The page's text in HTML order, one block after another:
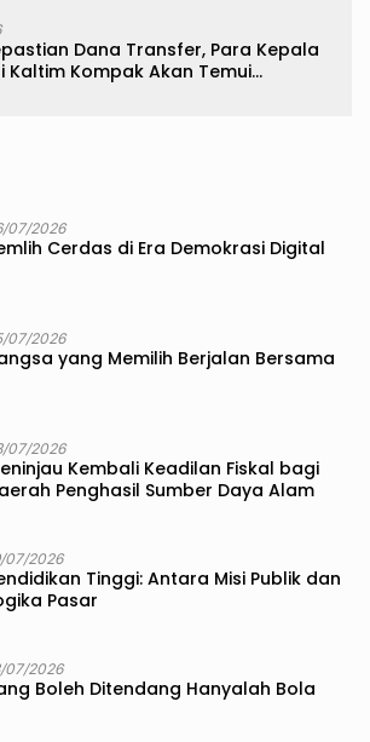
Dana Transfer, Para Kepala
Kaltim Kompak Akan Temui
07/2026
Cerdas di Era Demokrasi Digital
07/2026
yang Memilih Berjalan Bersama
07/2026
Kembali Keadilan Fiskal bagi
Penghasil Sumber Daya Alam
07/2026
Tinggi: Antara Misi Publik dan
Pasar
07/2026
Boleh Ditendang Hanyalah Bola